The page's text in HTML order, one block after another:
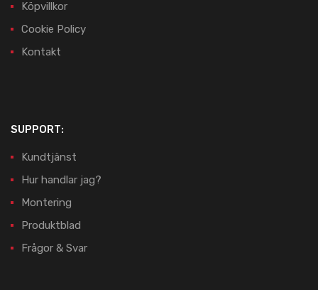
Köpvillkor
Cookie Policy
Kontakt
SUPPORT:
Kundtjänst
Hur handlar jag?
Montering
Produktblad
Frågor & Svar